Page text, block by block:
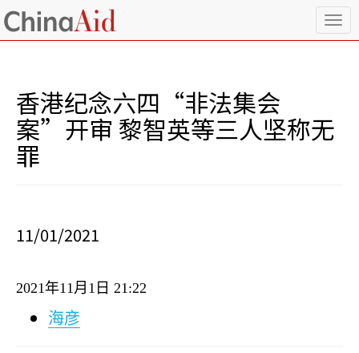
T
o
a
香港纪念六四“非法集会
案”开审 黎智英等三人坚称无
罪
11/01/2021
2021年11月 1 日 21:22
海彦